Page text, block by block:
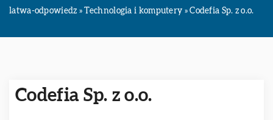
latwa-odpowiedz »Technologia i komputery »Codefia Sp. z o.o.
Codefia Sp. z o.o.